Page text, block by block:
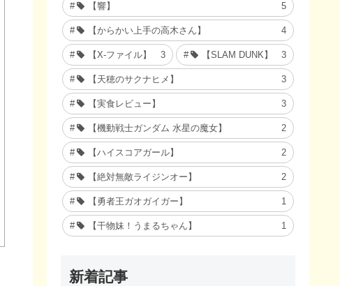
【響】 5
【からかい上手の高木さん】 4
【X-ファイル】 3 【SLAM DUNK】 3
【天穂のサクナヒメ】 3
【実食レビュー】 3
【機動戦士ガンダム 水星の魔女】 2
【ハイスコアガール】 2
【絶対無敵ライジンオー】 2
【勇者王ガオガイガー】 1
【干物妹！うまるちゃん】 1
新着記事